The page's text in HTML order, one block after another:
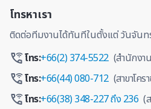
โทรหาเรา
ติดต่อทีมงานได้ทันทีในตั้งแต่ วันจันท
โทร:+66(2) 374-5522 (สำนักงา
โทร:+66(44) 080-712 (สาขาโคร
โทร:+66(38) 348-227 ถึง 236 (